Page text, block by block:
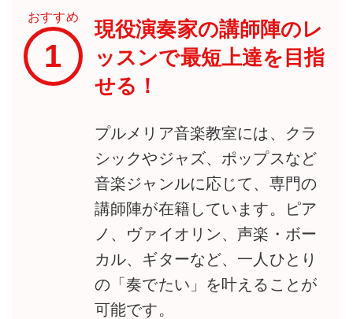
おすすめ
1
現役演奏家の講師陣のレ
ッスンで最短上達を目指
せる！
プルメリア音楽教室には、クラ
シックやジャズ、ポップスなど
音楽ジャンルに応じて、専門の
講師陣が在籍しています。ピア
ノ、ヴァイオリン、声楽・ボー
カル、ギターなど、一人ひとり
の「奏でたい」を叶えることが
可能です。